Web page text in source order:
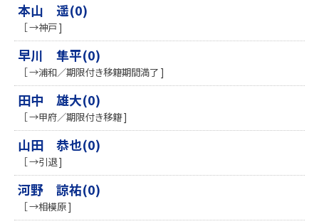
本山 遥(0)
［ →神戸 ]
早川 隼平(0)
［ →浦和／期限付き移籍期間満了 ]
田中 雄大(0)
［ →甲府／期限付き移籍 ]
山田 恭也(0)
［ →引退 ]
河野 諒祐(0)
［ →相模原 ]